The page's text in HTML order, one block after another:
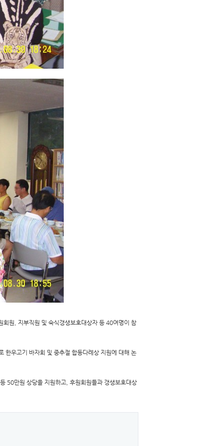
원, 지부직원 및 숙식갱생보호대상자 등 40여명이 참
한우고기 바자회 및 중추절 합동다례상 지원에 대해 논
50만원 상당을 지원하고, 후원회원들과 갱생보호대상